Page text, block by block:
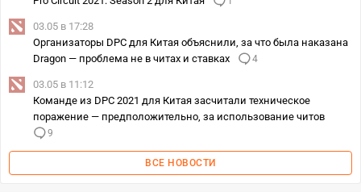
03.05 в 17:28
Организаторы DPC для Китая объяснили, за что была наказана
Dragon — проблема не в читах и ставках
4
03.05 в 11:12
Команде из DPC 2021 для Китая засчитали техническое
поражение — предположительно, за использование читов
9
ВСЕ НОВОСТИ